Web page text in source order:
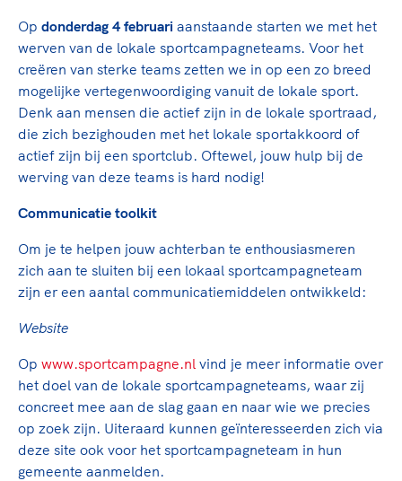
Nieuwspagina
Columns
Sport gaat niet vanzelf
Sport verenigt. Op sportclubs, pleintjes, tijdens
de sportschool te gaan. Door samen te juichen
voor Sifan Hassan, Rico Verhoeven, Diede de
Groot en het Nederlands Elftal. Of met trots te
de halve marathon van je moeder of de
hockeywedstrijd van je buurjongen.
Clubacties
Handboek Wet- en Regelgeving
Opleidingen en trainingen
High5 Stappenplan
Ruimte voor sport
Samen voor een veilige
Voor welk gedrag staat de club? Wat mag wel
langs de lijn, in de kleedkamer, kantine en online?
En wat mag vooral niet? Een gedragscode geeft
hier richting aan en is dus een belangrijk
onderdeel van het clubbeleid rondom gewenst en
ongewenst gedrag.
Topsportbeleid
Topsportfinanciering
Maatschappelijke waarde topsport
Top teamsportcompetities
De TeamNL Academie
De TeamNL Academie biedt een leer- en
ontwikkelprogramma voor de volgende functies
binnen TeamNL programma's: experts, coaches,
bestuurders, (technisch) directeuren, managers en
Lees verder
Op donderdag 4 februari aanstaande starten we met het
werven van de lokale sportcampagneteams. Voor het
creëren van sterke teams zetten we in op een zo breed
mogelijke vertegenwoordiging vanuit de lokale sport.
Denk aan mensen die actief zijn in de lokale sportraad,
die zich bezighouden met het lokale sportakkoord of
actief zijn bij een sportclub. Oftewel, jouw hulp bij de
werving van deze teams is hard nodig!
Communicatie toolkit
Om je te helpen jouw achterban te enthousiasmeren
zich aan te sluiten bij een lokaal sportcampagneteam
zijn er een aantal communicatiemiddelen ontwikkeld:
Website
Op www.sportcampagne.nl vind je meer informatie over
het doel van de lokale sportcampagneteams, waar zij
concreet mee aan de slag gaan en naar wie we precies
op zoek zijn. Uiteraard kunnen geïnteresseerden zich via
deze site ook voor het sportcampagneteam in hun
gemeente aanmelden.